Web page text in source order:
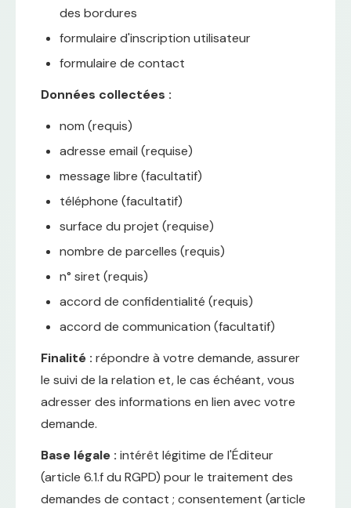
des bordures
formulaire d'inscription utilisateur
formulaire de contact
Données collectées :
nom (requis)
adresse email (requise)
message libre (facultatif)
téléphone (facultatif)
surface du projet (requise)
nombre de parcelles (requis)
n° siret (requis)
accord de confidentialité (requis)
accord de communication (facultatif)
Finalité : répondre à votre demande, assurer
le suivi de la relation et, le cas échéant, vous
adresser des informations en lien avec votre
demande.
Base légale : intérêt légitime de l'Éditeur
(article 6.1.f du RGPD) pour le traitement des
demandes de contact ; consentement (article